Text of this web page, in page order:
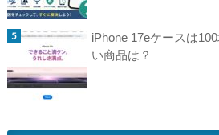
iPhone 17eケースは
い商品は？